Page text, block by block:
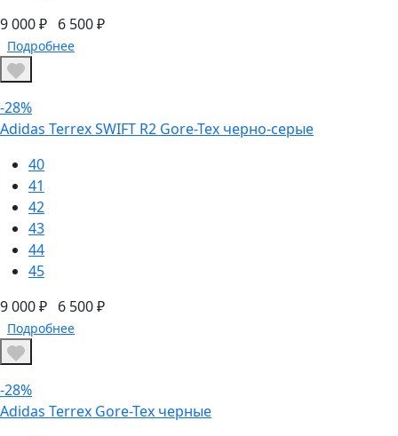
9 000 ₽ 6 500 ₽
Подробнее
-28%
Adidas Terrex SWIFT R2 Gore-Tex черно-серые
40
41
42
43
44
45
9 000 ₽ 6 500 ₽
Подробнее
-28%
Adidas Terrex Gore-Tex черные